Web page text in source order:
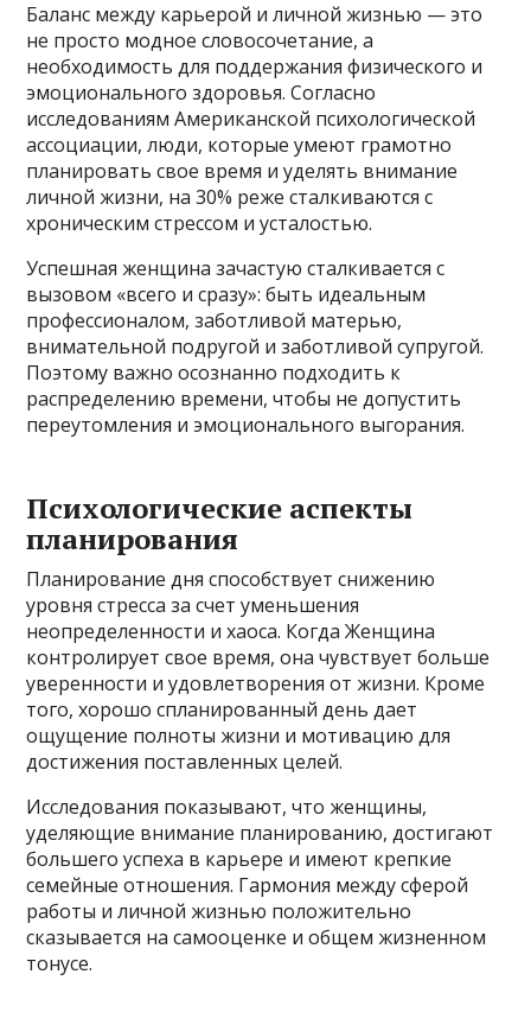
Баланс между карьерой и личной жизнью — это
не просто модное словосочетание, а
необходимость для поддержания физического и
эмоционального здоровья. Согласно
исследованиям Американской психологической
ассоциации, люди, которые умеют грамотно
планировать свое время и уделять внимание
личной жизни, на 30% реже сталкиваются с
хроническим стрессом и усталостью.
Успешная женщина зачастую сталкивается с
вызовом «всего и сразу»: быть идеальным
профессионалом, заботливой матерью,
внимательной подругой и заботливой супругой.
Поэтому важно осознанно подходить к
распределению времени, чтобы не допустить
переутомления и эмоционального выгорания.
Психологические аспекты
планирования
Планирование дня способствует снижению
уровня стресса за счет уменьшения
неопределенности и хаоса. Когда Женщина
контролирует свое время, она чувствует больше
уверенности и удовлетворения от жизни. Кроме
того, хорошо спланированный день дает
ощущение полноты жизни и мотивацию для
достижения поставленных целей.
Исследования показывают, что женщины,
уделяющие внимание планированию, достигают
большего успеха в карьере и имеют крепкие
семейные отношения. Гармония между сферой
работы и личной жизнью положительно
сказывается на самооценке и общем жизненном
тонусе.